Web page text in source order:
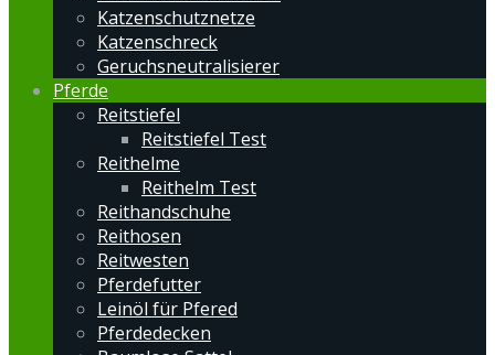
Katzenschutznetze
Katzenschreck
Geruchsneutralisierer
Pferde
Reitstiefel
Reitstiefel Test
Reithelme
Reithelm Test
Reithandschuhe
Reithosen
Reitwesten
Pferdefutter
Leinöl für Pfered
Pferdedecken